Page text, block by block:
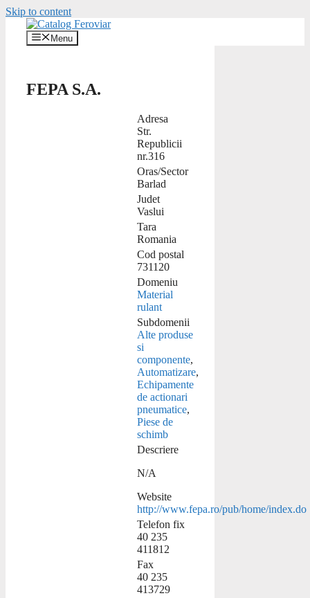
Skip to content
Menu
FEPA S.A.
Adresa
Str.
Republicii
nr.316
Oras/Sector
Barlad
Judet
Vaslui
Tara
Romania
Cod postal
731120
Domeniu
Material
rulant
Subdomenii
Alte produse
si
componente,
Automatizare,
Echipamente
de actionari
pneumatice,
Piese de
schimb
Descriere
N/A
Website
http://www.fepa.ro/pub/home/index.do
Telefon fix
40 235
411812
Fax
40 235
413729